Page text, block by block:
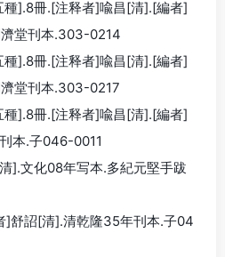
].8冊.[注释者]喩昌[清].[編者]
堂刊本.303-0214
].8冊.[注释者]喩昌[清].[編者]
堂刊本.303-0217
].8冊.[注释者]喩昌[清].[編者]
本.子046-0011
].文化08年写本.多紀元堅手跋
]舒詔[清].清乾隆35年刊本.子04